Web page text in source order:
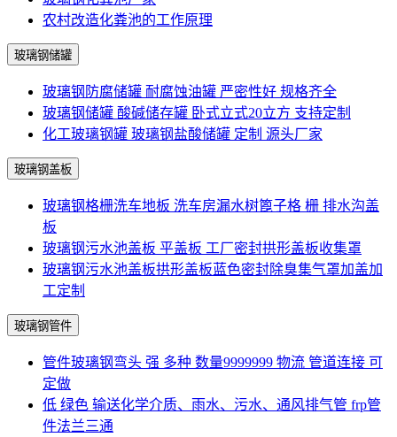
农村改造化粪池的工作原理
玻璃钢储罐
玻璃钢防腐储罐 耐腐蚀油罐 严密性好 规格齐全
玻璃钢储罐 酸碱储存罐 卧式立式20立方 支持定制
化工玻璃钢罐 玻璃钢盐酸储罐 定制 源头厂家
玻璃钢盖板
玻璃钢格栅洗车地板 洗车房漏水树篦子格 栅 排水沟盖
板
玻璃钢污水池盖板 平盖板 工厂密封拱形盖板收集罩
玻璃钢污水池盖板拱形盖板蓝色密封除臭集气罩加盖加
工定制
玻璃钢管件
管件玻璃钢弯头 强 多种 数量9999999 物流 管道连接 可
定做
低 绿色 输送化学介质、雨水、污水、通风排气管 frp管
件法兰三通